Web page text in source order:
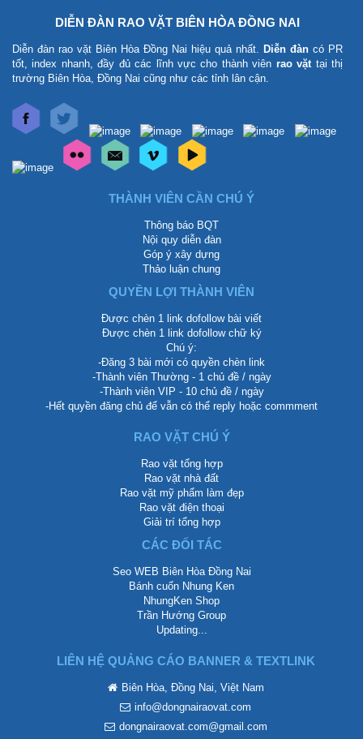
DIỄN ĐÀN RAO VẶT BIÊN HÒA ĐỒNG NAI
Diễn đàn rao vặt Biên Hòa Đồng Nai hiệu quả nhất. Diễn đàn có PR
tốt, index nhanh, đầy đủ các lĩnh vực cho thành viên rao vặttại thị
trường Biên Hòa, Đồng Nai cũng như các tỉnh lân cận.
THÀNH VIÊN CẦN CHÚ Ý
Thông báo BQT
Nội quy diễn đàn
Góp ý xây dựng
Thảo luận chung
QUYỀN LỢI THÀNH VIÊN
Được chèn 1 link dofollow bài viết
Được chèn 1 link dofollow chữ ký
Chú ý:
-Đăng 3 bài mới có quyền chèn link
-Thành viên Thường - 1 chủ đề / ngày
-Thành viên VIP - 10 chủ đề / ngày
-Hết quyền đăng chủ để vẫn có thể reply hoặc commment
RAO VẶT CHÚ Ý
Rao vặt tổng hợp
Rao vặt nhà đất
Rao vặt mỹ phẩm làm đẹp
Rao vặt điện thoại
Giải trí tổng hợp
CÁC ĐỐI TÁC
Seo WEB Biên Hòa Đồng Nai
Bánh cuốn Nhung Ken
NhungKen Shop
Trần Hướng Group
Updating...
LIÊN HỆ QUẢNG CÁO BANNER & TEXTLINK
Biên Hòa, Đồng Nai, Việt Nam
info@dongnairaovat.com
dongnairaovat.com@gmail.com